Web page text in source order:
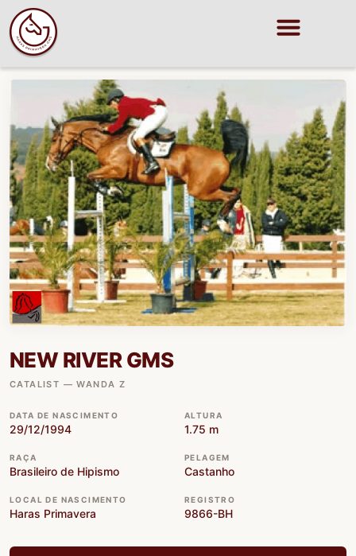
NEW RIVER GMS
CATALIST — WANDA Z
DATA DE NASCIMENTO
29/12/1994
ALTURA
1.75 m
RAÇA
Brasileiro de Hipismo
PELAGEM
Castanho
LOCAL DE NASCIMENTO
Haras Primavera
REGISTRO
9866-BH